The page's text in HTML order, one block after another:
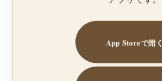
App Storeで開く